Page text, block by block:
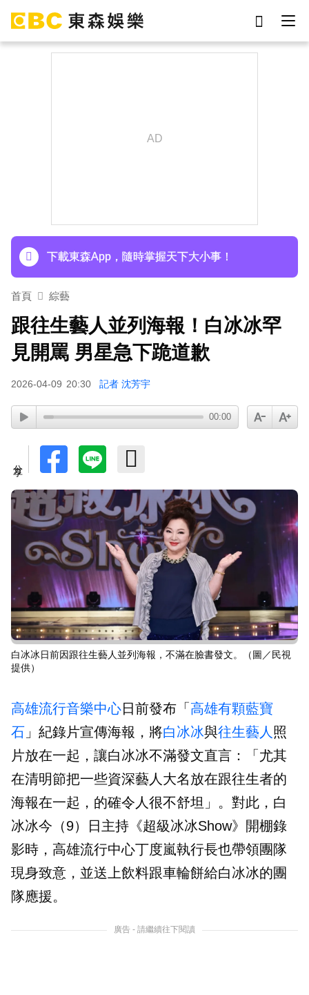
下載東森App，隨時掌握天下大小事！
首頁 綜藝
跟往生藝人並列海報！白冰冰罕
見開罵 男星急下跪道歉
2026-04-09 20:30 記者 沈芳宇
00:00
白冰冰日前因跟往生藝人並列海報，不滿在臉書發文。（圖／民視
提供）
高雄流行音樂中心日前發布「 高雄有顆藍寶
石 」紀錄片宣傳海報，將白冰冰與往生藝人 照
片放在一起，讓白冰冰不滿發文直言：「尤其
在清明節把一些資深藝人大名放在跟往生者的
海報在一起，的確令人很不舒坦」。對此，白
冰冰今（9）日主持《超級冰冰Show》開棚錄
影時，高雄流行中心丁度嵐執行長也帶領團隊
現身致意，並送上飲料跟車輪餅給白冰冰的團
隊應援。
廣告 - 請繼續往下閱讀